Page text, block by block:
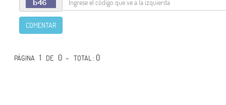
COMENTAR
PÁGINA 1 DE 0 -TOTAL: 0